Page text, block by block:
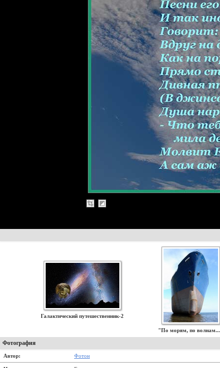
Галактический путешественник-2
"По морям, по
Фотография
Автор: Фотон